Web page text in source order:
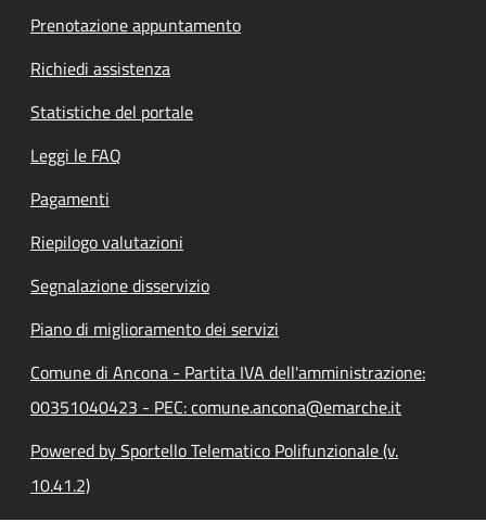
Prenotazione appuntamento
Richiedi assistenza
Statistiche del portale
Leggi le FAQ
Pagamenti
Riepilogo valutazioni
Segnalazione disservizio
Piano di miglioramento dei servizi
Comune di Ancona - Partita IVA dell'amministrazione:
00351040423 - PEC: comune.ancona@emarche.it
Powered by Sportello Telematico Polifunzionale (v.
10.41.2)